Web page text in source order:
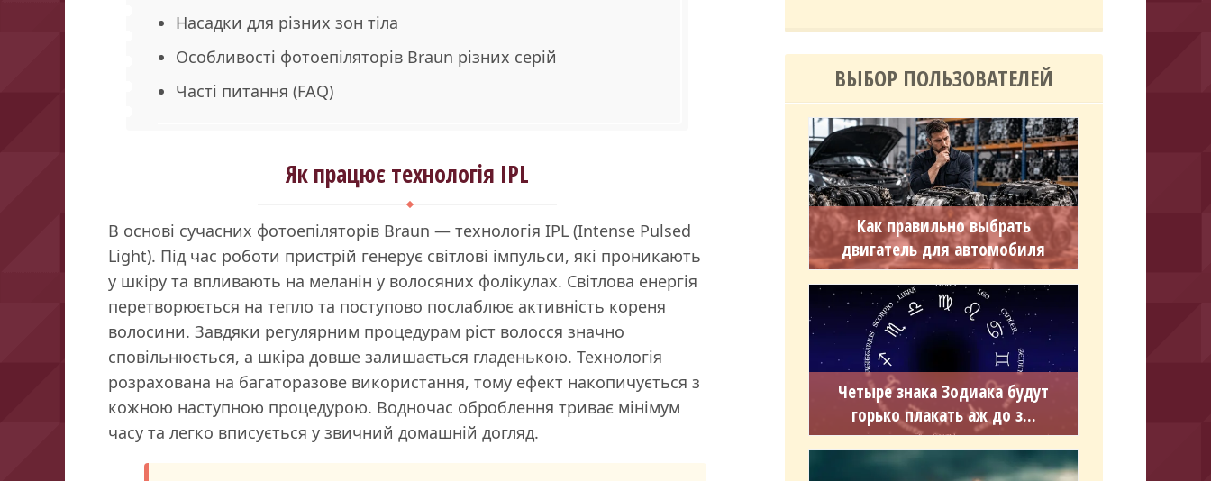
Насадки для різних зон тіла
Особливості фотоепіляторів Braun різних серій
Часті питання (FAQ)
Як працює технологія IPL
В основі сучасних фотоепіляторів Braun — технологія IPL (Intense Pulsed
Light). Під час роботи пристрій генерує світлові імпульси, які проникають
у шкіру та впливають на меланін у волосяних фолікулах. Світлова енергія
перетворюється на тепло та поступово послаблює активність кореня
волосини. Завдяки регулярним процедурам ріст волосся значно
сповільнюється, а шкіра довше залишається гладенькою. Технологія
розрахована на багаторазове використання, тому ефект накопичується з
кожною наступною процедурою. Водночас оброблення триває мінімум
часу та легко вписується у звичний домашній догляд.
ВЫБОР ПОЛЬЗОВАТЕЛЕЙ
Как правильно выбрать
двигатель для автомобиля
Четыре знака Зодиака будут
горько плакать аж до з...